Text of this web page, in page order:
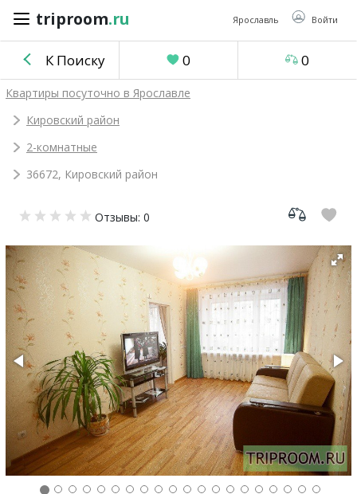
triproom.ru Ярославль Войти
triproom .ru
Российский
Войти / Зарегистрироваться
объявление
0
Сравнение
0
К Поиску 0 0
Квартиры посуточно в Ярославле
Кировский район
2-комнатные
36672, Кировский район
Отзывы: 0